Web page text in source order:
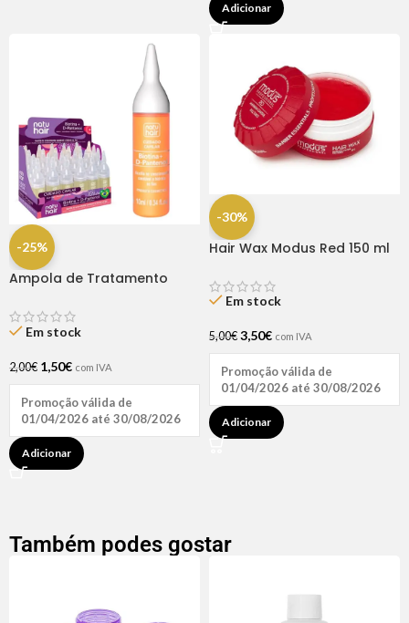
Adicionar
-25%
Ampola de Tratamento
Hair (1 UNIDADE)
Em stock
2,00€ 1,50€ com IVA
Promoção válida de
01/04/2026 até 30/08/2026
Adicionar
-30%
Hair Wax Modus Red 150 ml
Em stock
5,00€ 3,50€ com IVA
Promoção válida de
01/04/2026 até 30/08/2026
Adicionar
Também podes gostar